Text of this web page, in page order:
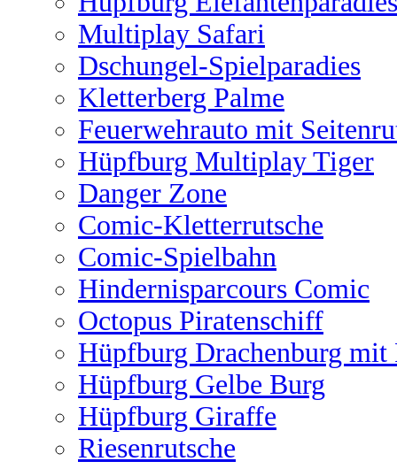
Multiplay Safari
Dschungel-Spielparadies
Kletterberg Palme
Feuerwehrauto mit
Hüpfburg Multiplay Tiger
Danger Zone
Comic-Kletterrutsche
Comic-Spielbahn
Hindernisparcours Comic
Octopus Piratenschiff
Hüpfburg Drachenburg mit
Hüpfburg Gelbe Burg
Hüpfburg Giraffe
Riesenrutsche